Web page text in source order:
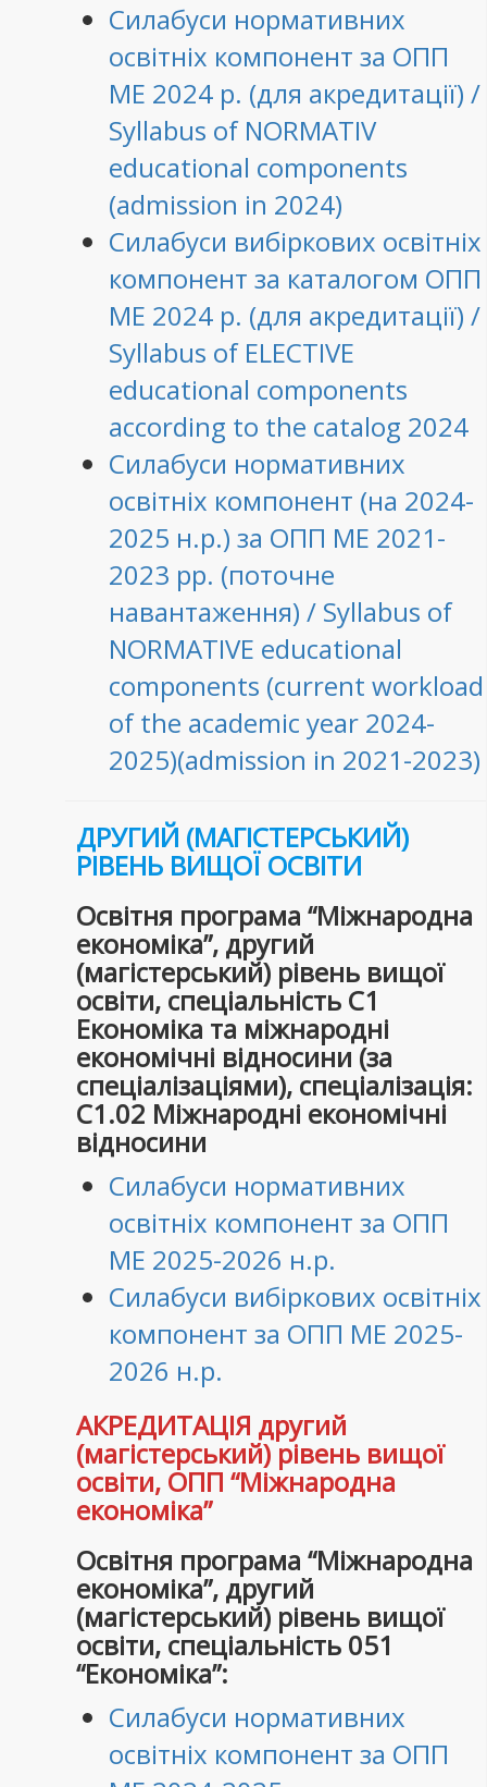
Силабуси нормативних
освітніх компонент за ОПП
МЕ 2024 р. (для акредитації) /
Syllabus of NORMATIV
educational components
(admission in 2024)
Силабуси вибіркових освітніх
компонент за каталогом ОПП
МЕ 2024 р. (для акредитації) /
Syllabus of ELECTIVE
educational components
according to the catalog 2024
Силабуси нормативних
освітніх компонент (на 2024-
2025 н.р.) за ОПП МЕ 2021-
2023 рр. (поточне
навантаження) / Syllabus of
NORMATIVE educational
components (current workload
of the academic year 2024-
2025)(admission in 2021-2023)
ДРУГИЙ (МАГІСТЕРСЬКИЙ)
РІВЕНЬ ВИЩОЇ ОСВІТИ
Освітня програма “Міжнародна
економіка”, другий
(магістерський) рівень вищої
освіти, спеціальність С1
Економіка та міжнародні
економічні відносини (за
спеціалізаціями), спеціалізація:
C1.02 Міжнародні економічні
відносини
Силабуси нормативних
освітніх компонент за ОПП
МЕ 2025-2026 н.р.
Силабуси вибіркових освітніх
компонент за ОПП МЕ 2025-
2026 н.р.
АКРЕДИТАЦІЯ другий
(магістерський) рівень вищої
освіти, ОПП “Міжнародна
економіка”
Освітня програма “Міжнародна
економіка”, другий
(магістерський) рівень вищої
освіти, спеціальність 051
“Економіка”:
Силабуси нормативних
освітніх компонент за ОПП